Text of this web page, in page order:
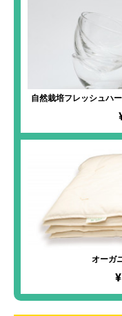
自然栽培フレッシュハ
限定！生ハーブティー
もスッキリ爽快
オーガ